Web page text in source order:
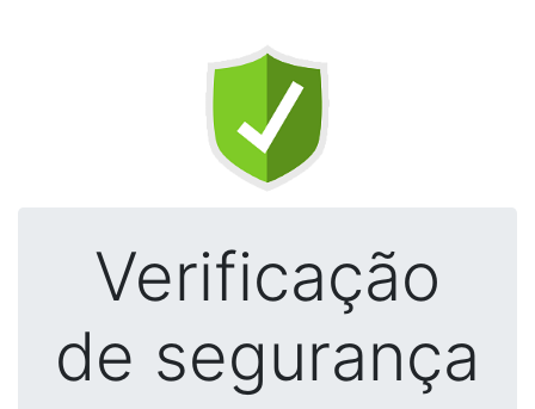
Verificação
de segurança